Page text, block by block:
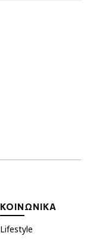
ΚΟΙΝΩΝΙΚΑ
Lifestyle